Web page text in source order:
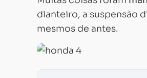
dianteiro, a suspensão
mesmos de antes.